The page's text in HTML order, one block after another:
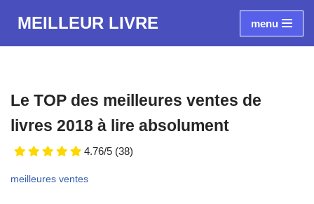
MEILLEUR LIVRE menu
Le TOP des meilleures ventes de
livres 2018 à lire absolument
4.76/5 (38)
meilleures ventes